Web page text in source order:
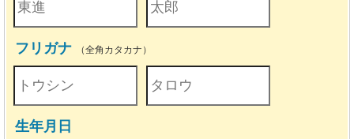
フリガナ （全角カタカナ）
生年月日